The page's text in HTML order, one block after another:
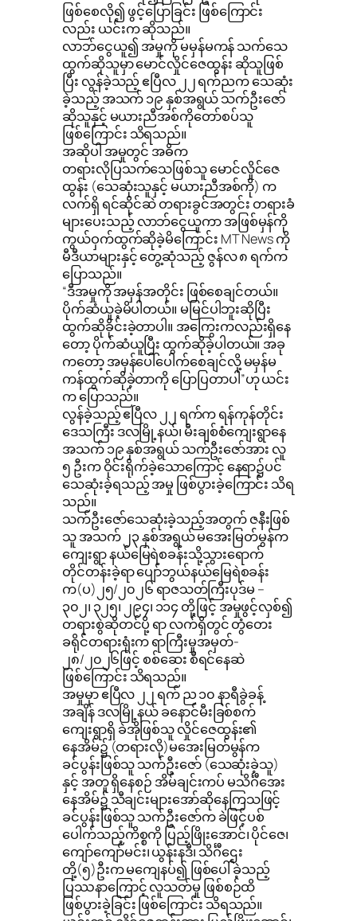
ဖြစ်စေလို၍ ဖွင့်ပြောခြင်း ဖြစ်ကြောင်း
လည်း ယင်းက ဆိုသည်။
လာဘ်ငွေယူ၍ အမှုကို မမှန်မကန် သက်သေ
ထွက်ဆိုသူမှာ မောင်လှိုင်ဇေထွန်း ဆိုသူဖြစ်
ပြီး လွန်ခဲ့သည့် ဧပြီလ ၂၂ ရက်ညက သေဆုံး
ခဲ့သည့် အသက် ၁၉ နှစ်အရွယ် သက်ဦးဇော်
ဆိုသူနှင့် မယားညီအစ်ကိုတော်စပ်သူ
ဖြစ်ကြောင်း သိရသည်။
အဆိုပါ အမှုတွင် အဓိက
တရားလိုပြသက်သေဖြစ်သူ မောင်လှိုင်ဇေ
ထွန်း (သေဆုံးသူနှင့် မယားညီအစ်ကို) က
လက်ရှိ ရင်ဆိုင်ဆဲ တရားခွင်အတွင်း တရားခံ
များပေးသည့် လာဘ်ငွေယူကာ အဖြစ်မှန်ကို
ကွယ်ဝှက်ထွက်ဆိုခဲ့မိကြောင်း MT News ကို
မီဒီယာများနှင့် တွေ့ဆုံသည့် ဇွန်လ ၈ ရက်က
ပြောသည်။
“ဒီအမှုကို အမှန်အတိုင်း ဖြစ်စေချင်တယ်။
ပိုက်ဆံယူခဲ့မိပါတယ်။ မမြင်ပါဘူးဆိုပြီး
ထွက်ဆိုခိုင်းခဲ့တာပါ။ အကြွေးကလည်းရှိနေ
တော့ ပိုက်ဆံယူပြီး ထွက်ဆိုခဲ့ပါတယ်။ အခု
ကတော့ အမှန်ပေါ်ပေါက်စေချင်လို့ မမှန်မ
ကန်ထွက်ဆိုခဲ့တာကို ပြောပြတာပါ”ဟု ယင်း
က ပြောသည်။
လွန်ခဲ့သည့် ဧပြီလ ၂၂ ရက်က ရန်ကုန်တိုင်း
ဒေသကြီး ဒလမြို့နယ်၊ မီးချစ်စံကျေးရွာနေ
အသက် ၁၉ နှစ်အရွယ် သက်ဦးဇော်အား လူ
၅ ဦးက ဝိုင်းရိုက်ခဲ့သောကြောင့် နေရာ၌ပင်
သေဆုံးခဲ့ရသည့် အမှု ဖြစ်ပွားခဲ့ကြောင်း သိရ
သည်။
သက်ဦးဇော်သေဆုံးခဲ့သည့်အတွက် ဇနီးဖြစ်
သူ အသက် ၂၃ နှစ်အရွယ် မအေးမြတ်မွန်က
ကျေးရွာ နယ်မြေရဲစခန်းသို့သွားရောက်
တိုင်တန်းခဲ့ရာ ပျော်ဘွယ်နယ်မြေရဲစခန်း
က(ပ)၂၅/၂၀၂၆ ရာဇသတ်ကြီးပုဒ်မ –
၃၀၂၊ ၃၂၅၊ ၂၉၄၊ ၁၁၄ တို့ဖြင့် အမှုဖွင့်လှစ်၍
တရားစွဲဆိုတင်ပို့ ရာ လက်ရှိတွင် တွံတေး
ခရိုင်တရားရုံးက ရာကြီးမှုအမှတ်-
၂၈/၂၀၂၆ဖြင့် စစ်ဆေး စီရင်နေဆဲ
ဖြစ်ကြောင်း သိရသည်။
အမှုမှာ ဧပြီလ ၂၂ ရက် ည ၁၀ နာရီခွဲခန့်
အချိန် ဒလမြို့နယ် ခနောင်မီးခြစ်စက်
ကျေးရွာရှိ ခဲအိုဖြစ်သူ လှိုင်ဇေထွန်း၏
နေအိမ်၌ (တရားလို)မအေးမြတ်မွန်က
ခင်ပွန်းဖြစ်သူ သက်ဦးဇော် (သေဆုံးခဲ့သူ)
နှင့် အတူ ရှိနေစဉ် အိမ်ချင်းကပ် မသိင်္ဂီအေး
နေအိမ်၌ သီချင်းများအော်ဆိုနေကြသဖြင့်
ခင်ပွန်းဖြစ်သူ သက်ဦးဇော်က ခဲဖြင့်ပစ်
ပေါက်သည့်ကိစ္စကို ပြည့်ဖြိုးအောင်၊ ပိုင်ဇေ၊
ကျော်ကျော်မင်း၊ ယွန်းနဒီ၊ သိင်္ဂီဌေး
တို့(၅)ဦးက မကျေနပ်၍ ဖြစ်ပေါ်ခဲ့သည့်
ပြဿနာကြောင့် လူသတ်မှု ဖြစ်စဉ်ထိ
ဖြစ်ပွားခဲ့ခြင်း ဖြစ်ကြောင်း သိရသည်။